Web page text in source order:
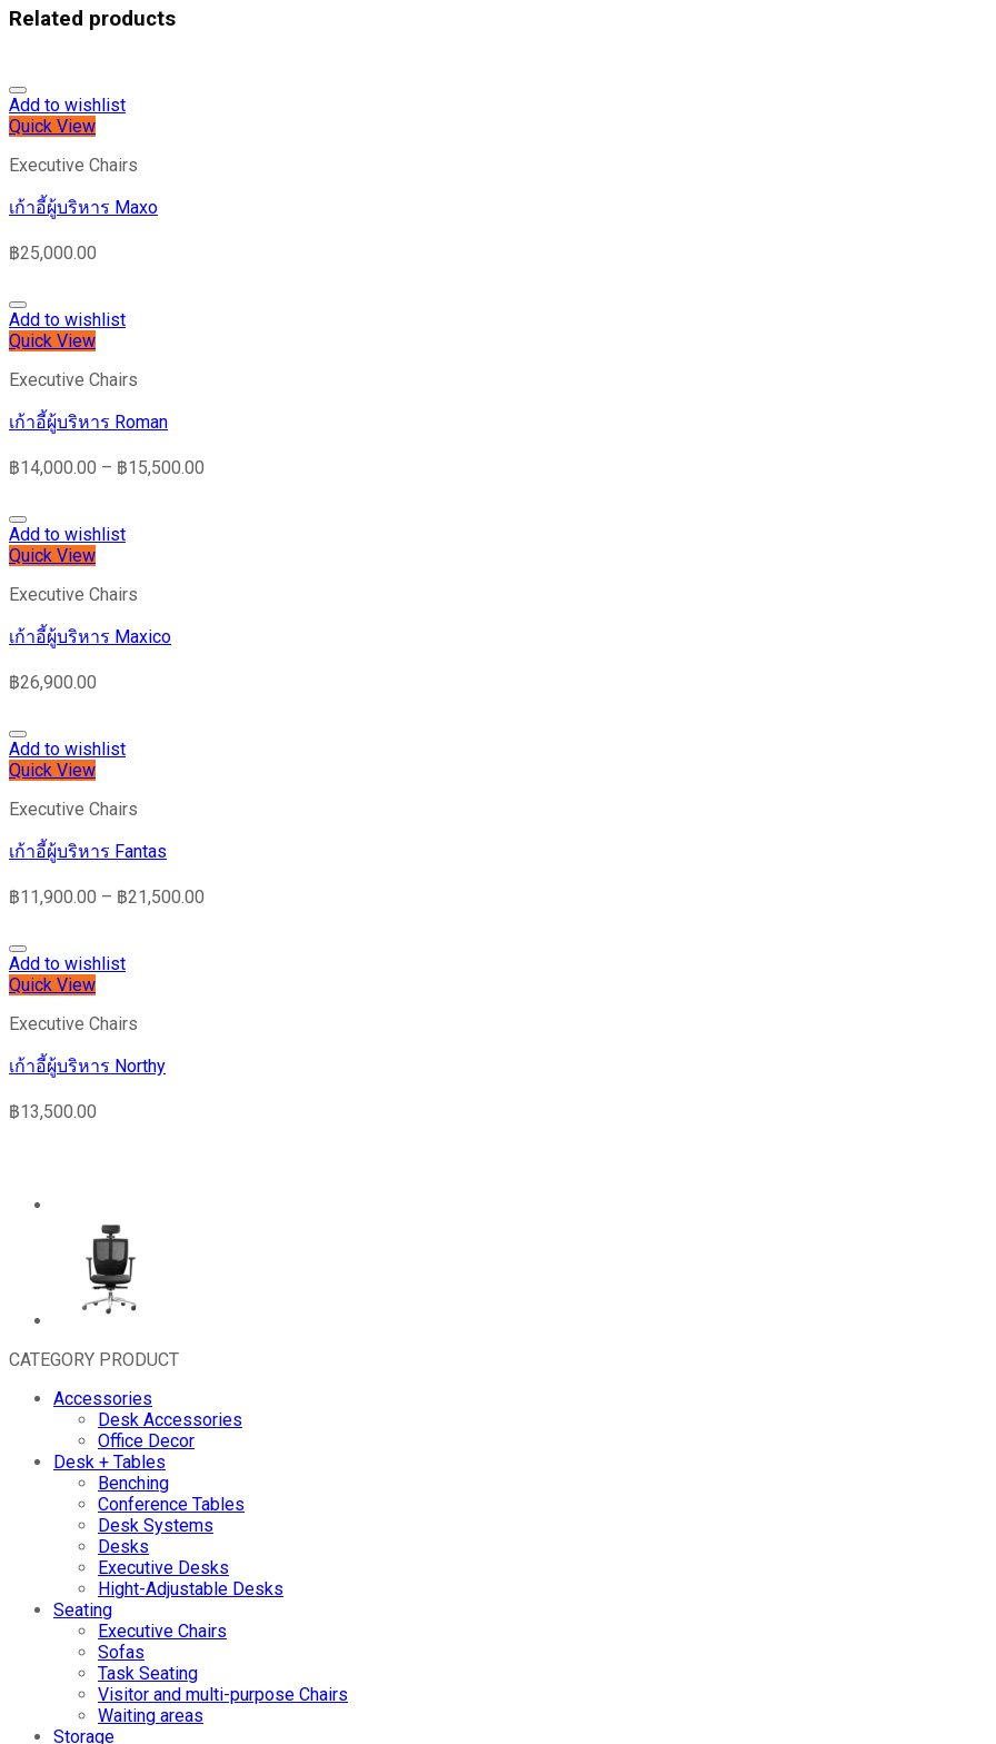
Related products
Add to wishlist
Quick View
Executive Chairs
เก้าอี้ผู้บริหาร Maxo
฿25,000.00
Add to wishlist
Quick View
Executive Chairs
เก้าอี้ผู้บริหาร Roman
฿14,000.00 – ฿15,500.00
Add to wishlist
Quick View
Executive Chairs
เก้าอี้ผู้บริหาร Maxico
฿26,900.00
Add to wishlist
Quick View
Executive Chairs
เก้าอี้ผู้บริหาร Fantas
฿11,900.00 – ฿21,500.00
Add to wishlist
Quick View
Executive Chairs
เก้าอี้ผู้บริหาร Northy
฿13,500.00
CATEGORY PRODUCT
Accessories
Desk Accessories
Office Decor
Desk + Tables
Benching
Conference Tables
Desk Systems
Desks
Executive Desks
Hight-Adjustable Desks
Seating
Executive Chairs
Sofas
Task Seating
Visitor and multi-purpose Chairs
Waiting areas
Storage